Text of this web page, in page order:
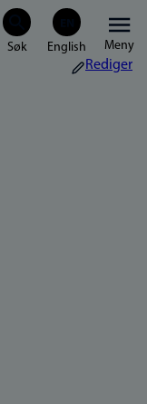
Meny
Rediger